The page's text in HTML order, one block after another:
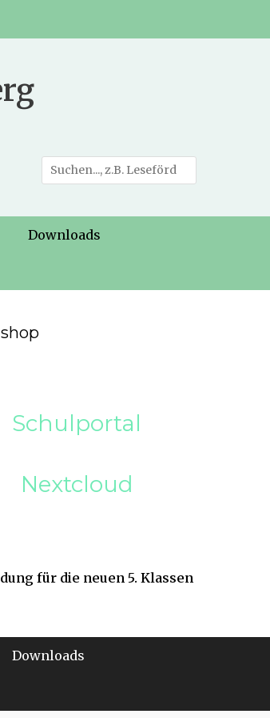
Suche
nach:
Downloads
Schulportal
Nextcloud
für die neuen 5. Klassen
Downloads